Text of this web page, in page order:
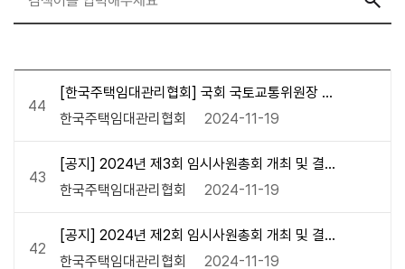
44
[한국주택임대관리협회] 국회 국토교통위원장 정
책간담회 참석(20241030)
한국주택임대관리협회 2024-11-19
43
[공지] 2024년 제3회 임시사원총회 개최 및 결과
통지(20241024)
한국주택임대관리협회 2024-11-19
42
[공지] 2024년 제2회 임시사원총회 개최 및 결과
통지(20240913)
한국주택임대관리협회 2024-11-19